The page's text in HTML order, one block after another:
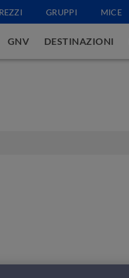
GRUPPI MICE
GNV DESTINAZIONI